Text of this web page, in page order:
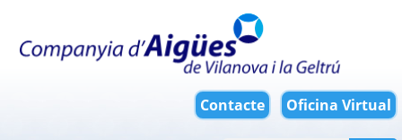
Contacte Oficina Virtual